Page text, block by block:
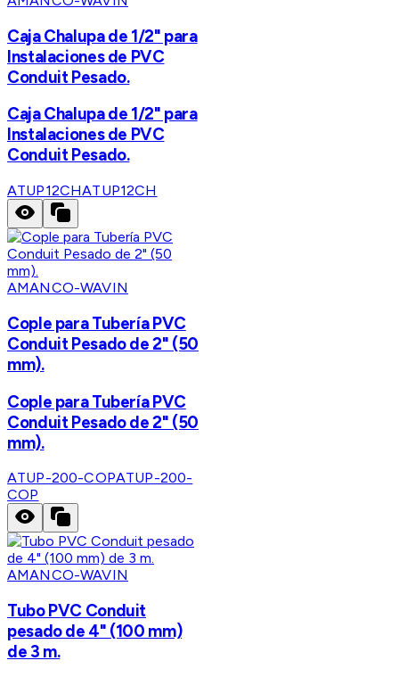
Caja Chalupa de 1/2" para
Instalaciones de PVC
Conduit Pesado.
Caja Chalupa de 1/2" para
Instalaciones de PVC
Conduit Pesado.
ATUP12CHATUP12CH
AMANCO-WAVIN
Cople para Tubería PVC
Conduit Pesado de 2" (50
mm).
Cople para Tubería PVC
Conduit Pesado de 2" (50
mm).
ATUP-200-COPATUP-200-
COP
AMANCO-WAVIN
Tubo PVC Conduit
pesado de 4" (100 mm)
de 3 m.